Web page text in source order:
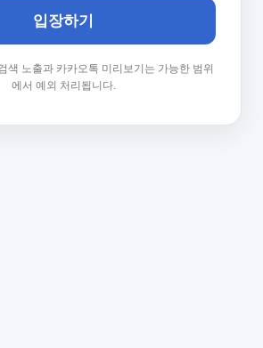
입장하기
색 노출과 카카오톡 미리보기는 가능한 범위
에서 예외 처리됩니다.